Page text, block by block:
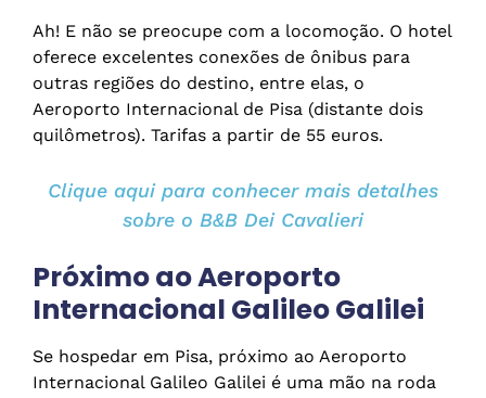
Ah! E não se preocupe com a locomoção. O hotel
oferece excelentes conexões de ônibus para
outras regiões do destino, entre elas, o
Aeroporto Internacional de Pisa (distante dois
quilômetros). Tarifas a partir de 55 euros.
Clique aqui para conhecer mais detalhes
sobre o B&B Dei Cavalieri
Próximo ao Aeroporto
Internacional Galileo Galilei
Se hospedar em Pisa, próximo ao Aeroporto
Internacional Galileo Galilei é uma mão na roda